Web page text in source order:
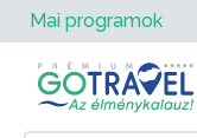
Mai programok